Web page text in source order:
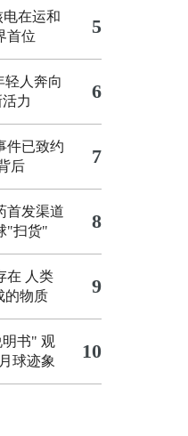
电在运和
首位
5
轻人奔向
力 6
件已致约
后 7
首发渠道
"扫货"
8
在 人类
的物质
9
书" 观
球迹象
10